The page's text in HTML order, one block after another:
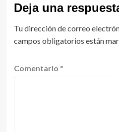
Deja una
Tu dirección de correo
campos obligatorios están
Comentario *